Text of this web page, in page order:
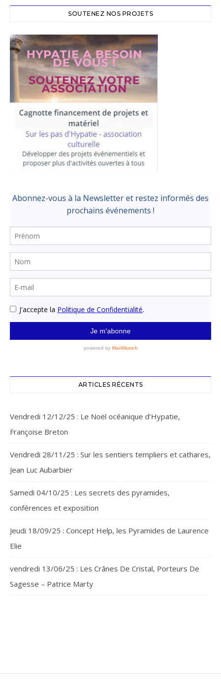
SOUTENEZ NOS PROJETS
ARTICLES RÉCENTS
Vendredi 12/12/25 : Le Noël océanique d’Hypatie,
Françoise Breton
Vendredi 28/11/25 : Sur les sentiers templiers et cathares,
Jean Luc Aubarbier
Samedi 04/10/25 : Les secrets des pyramides,
conférences et exposition
Jeudi 18/09/25 : Concept Help, les Pyramides de Laurence
Elie
vendredi 13/06/25 : Les Crânes De Cristal, Porteurs De
Sagesse – Patrice Marty